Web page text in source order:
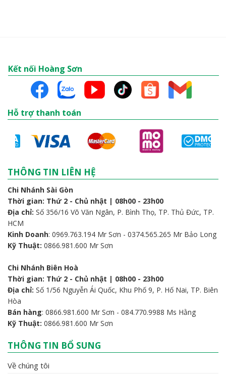
Kết nối Hoàng Sơn
Hỗ trợ thanh toán
THÔNG TIN LIÊN HỆ
Chi Nhánh Sài Gòn
Thời gian: Thứ 2 - Chủ nhật | 08h00 - 23h00
Địa chỉ: Số 356/16 Võ Văn Ngân, P. Bình Thọ, TP. Thủ Đức, TP.
HCM
Kinh Doanh: 0969.763.194 Mr Sơn - 0374.565.265 Mr Bảo Long
Kỹ Thuật: 0866.981.600 Mr Sơn
Chi Nhánh Biên Hoà
Thời gian: Thứ 2 - Chủ nhật | 08h00 - 23h00
Địa chỉ: Số 1/56 Nguyễn Ái Quốc, Khu Phố 9, P. Hố Nai, TP. Biên
Hòa
Bán hàng: 0866.981.600 Mr Sơn - 084.770.9988 Ms Hằng
Kỹ Thuật: 0866.981.600 Mr Sơn
THÔNG TIN BỔ SUNG
Về chúng tôi